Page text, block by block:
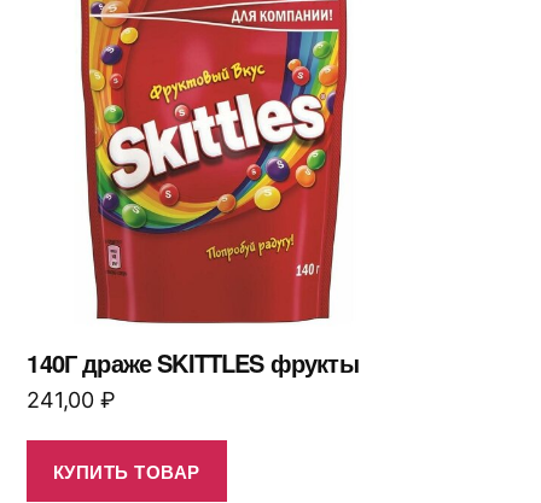
140Г драже SKITTLES фрукты
241,00 ₽
КУПИТЬ ТОВАР